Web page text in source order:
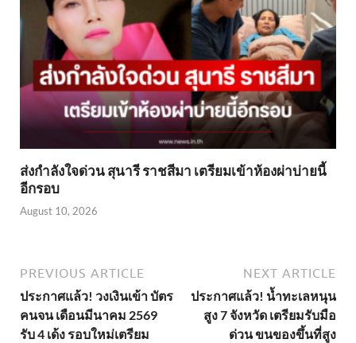
ส่งกำลังใจด่วน สุนารี ราชสีมา เตรียมเข้าห้องผ่าบ่ายนี้
อีกรอบ
August 10, 2026
PREVIOUS ARTICLE
ประกาศแล้ว! วงเงินเข้า บัตร
คนจน เดือนมีนาคม 2569
รับ 4 เด้ง รอบใหม่เตรียม
NEXT ARTICLE
ประกาศแล้ว! น้ำทะเลหนุน
สูง 7 จังหวัด เตรียมรับมือ
ด่วน ขนของขึ้นที่สูง